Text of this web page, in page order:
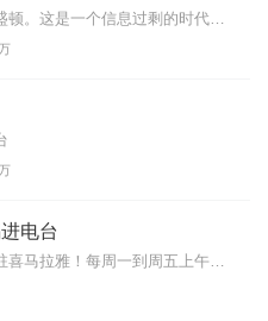
推倒纸牌屋，直击华盛顿。这是一个信息过剩的时代，也是一个真相迷离的时代。美国既是中国发展最重要的...
电台
老胡来了！胡锡进入驻喜马拉雅！每周一到周五上午喜马拉雅独家呈现，胡锡进为全网听众拨开重重迷雾，听...